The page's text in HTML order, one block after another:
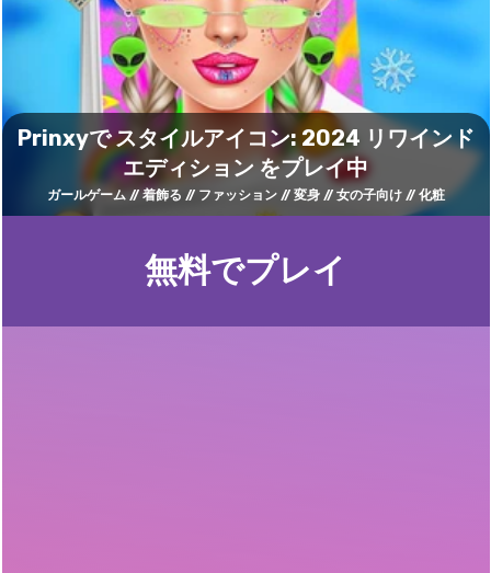
Prinxyで スタイルアイコン: 2024 リワインド
エディション をプレイ中
ガールゲーム 着飾る ファッション 変身 女の子向け 化粧
無料でプレイ